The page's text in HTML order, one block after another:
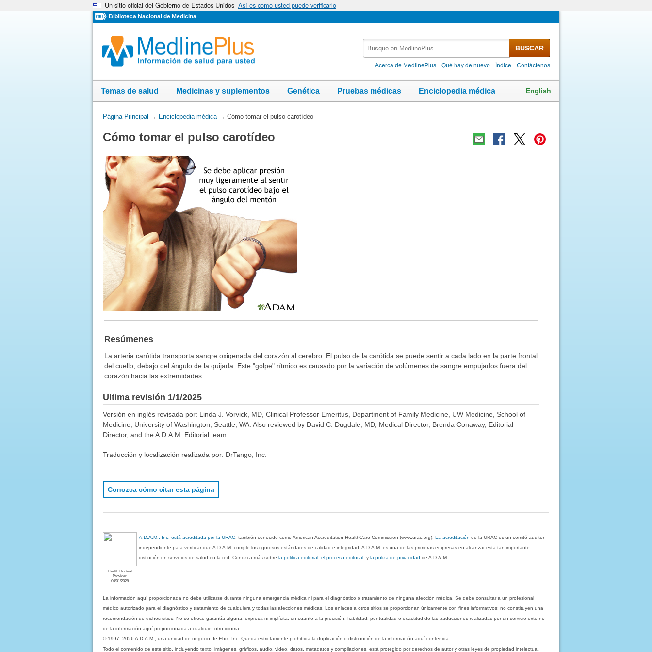
Un sitio oficial del Gobierno de Estados Unidos Así es como usted puede verificarlo
Biblioteca Nacional de Medicina
MedlinePlus
BUSCAR
Acerca de MedlinePlus Qué hay de nuevo Índice Contáctenos
Temas de salud Medicinas y suplementos Genética Pruebas médicas Enciclopedia médica English
Usted
aquí:
Página Principal → Enciclopedia médica→ Cómo tomar el pulso carotídeo
Cómo tomar el pulso carotídeo
Resúmenes
La arteria carótida transporta sangre oxigenada del corazón al cerebro. El pulso de la carótida se puede sentir a cada lado en la parte frontal
del cuello, debajo del ángulo de la quijada. Este "golpe" rítmico es causado por la variación de volúmenes de sangre empujados fuera del
corazón hacia las extremidades.
Ultima revisión 1/1/2025
Versión en inglés revisada por: Linda J. Vorvick, MD, Clinical Professor Emeritus, Department of Family Medicine, UW Medicine, School of
Medicine, University of Washington, Seattle, WA. Also reviewed by David C. Dugdale, MD, Medical Director, Brenda Conaway, Editorial
Director, and the A.D.A.M. Editorial team.
Traducción y localización realizada por: DrTango, Inc.
Conozca cómo citar esta página
Health Content
Provider
06/01/2028
A.D.A.M., Inc. está acreditada por la URAC , también conocido como American Accreditation HealthCare Commission (www.urac.org).La acreditación de la URAC es un comité auditor
independiente para verificar que A.D.A.M. cumple los rigurosos estándares de calidad e integridad. A.D.A.M. es una de las primeras empresas en alcanzar esta tan importante
distinción en servicios de salud en la red. Conozca más sobrela politica editorial, el proceso editorial , yla poliza de privacidad de A.D.A.M.
La información aquí proporcionada no debe utilizarse durante ninguna emergencia médica ni para el diagnóstico o tratamiento de ninguna afección médica. Se debe consultar a un profesional
médico autorizado para el diagnóstico y tratamiento de cualquiera y todas las afecciones médicas. Los enlaces a otros sitios se proporcionan únicamente con fines informativos; no constituyen una
recomendación de dichos sitios. No se ofrece garantía alguna, expresa ni implícita, en cuanto a la precisión, fiabilidad, puntualidad o exactitud de las traducciones realizadas por un servicio externo
de la información aquí proporcionada a cualquier otro idioma.
© 1997- 2026 A.D.A.M., una unidad de negocio de Ebix, Inc. Queda estrictamente prohibida la duplicación o distribución de la información aquí contenida.
Todo el contenido de este sitio, incluyendo texto, imágenes, gráficos, audio, video, datos, metadatos y compilaciones, está protegido por derechos de autor y otras leyes de propiedad intelectual.